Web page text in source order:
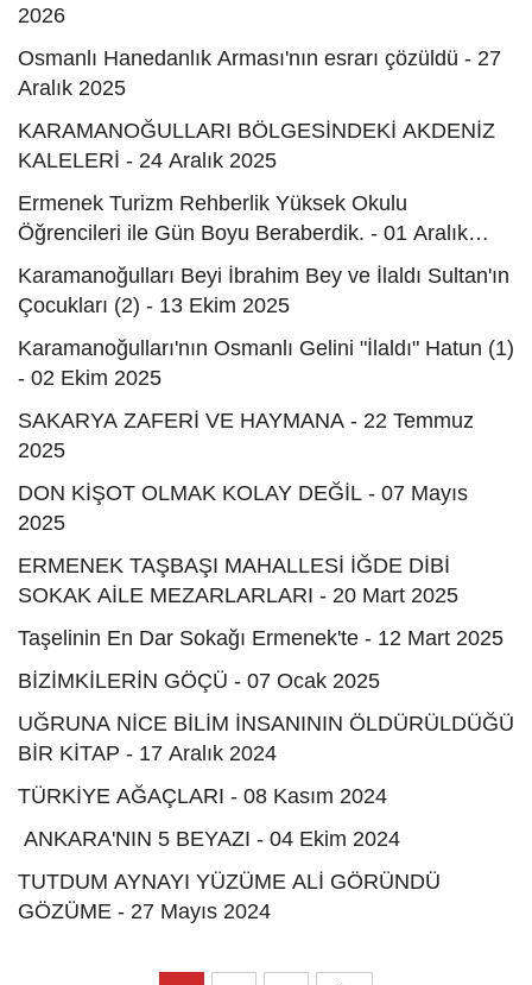
2026
Osmanlı Hanedanlık Arması'nın esrarı çözüldü - 27
Aralık 2025
KARAMANOĞULLARI BÖLGESİNDEKİ AKDENİZ
KALELERİ - 24 Aralık 2025
Ermenek Turizm Rehberlik Yüksek Okulu
Öğrencileri ile Gün Boyu Beraberdik. - 01 Aralık
2025
Karamanoğulları Beyi İbrahim Bey ve İlaldı Sultan'ın
Çocukları (2) - 13 Ekim 2025
Karamanoğulları'nın Osmanlı Gelini "İlaldı" Hatun (1)
- 02 Ekim 2025
SAKARYA ZAFERİ VE HAYMANA - 22 Temmuz
2025
DON KİŞOT OLMAK KOLAY DEĞİL - 07 Mayıs
2025
ERMENEK TAŞBAŞI MAHALLESİ İĞDE DİBİ
SOKAK AİLE MEZARLARLARI - 20 Mart 2025
Taşelinin En Dar Sokağı Ermenek'te - 12 Mart 2025
BİZİMKİLERİN GÖÇÜ - 07 Ocak 2025
UĞRUNA NİCE BİLİM İNSANININ ÖLDÜRÜLDÜĞÜ
BİR KİTAP - 17 Aralık 2024
TÜRKİYE AĞAÇLARI - 08 Kasım 2024
ANKARA'NIN 5 BEYAZI - 04 Ekim 2024
TUTDUM AYNAYI YÜZÜME ALİ GÖRÜNDÜ
GÖZÜME - 27 Mayıs 2024